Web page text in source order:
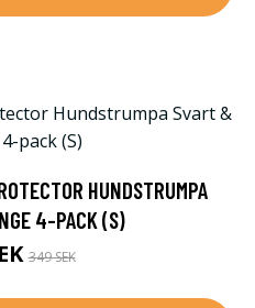
HUNDSTRUMPA
4-PACK (S)
349 SEK